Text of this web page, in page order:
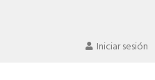
Iniciar sesión